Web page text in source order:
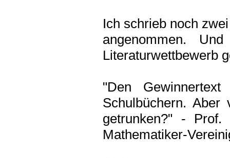
Ich schrieb noch
angenommen.
Literaturwettbewerb
"Den
Schulbüchern.
getrunken?" -
Mathematiker-